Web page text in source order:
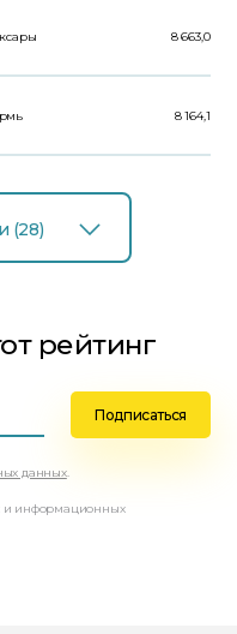
8 663,0
8 164,1
(28)
рейтинг
данных.
и информационных